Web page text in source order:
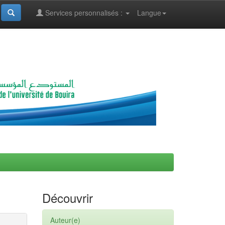
Langue
Services personnalisés :
Découvrir
Auteur(e)